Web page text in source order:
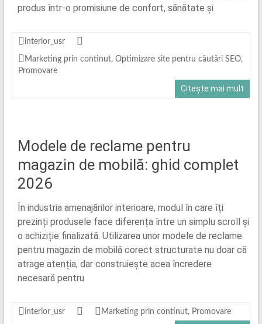
produs într-o promisiune de confort, sănătate și
interior_usr
Marketing prin continut, Optimizare site pentru căutări SEO,
Promovare
Citește mai mult
Modele de reclame pentru
magazin de mobilă: ghid complet
2026
În industria amenajărilor interioare, modul în care îți
prezinți produsele face diferența între un simplu scroll și
o achiziție finalizată. Utilizarea unor modele de reclame
pentru magazin de mobilă corect structurate nu doar că
atrage atenția, dar construiește acea încredere
necesară pentru
interior_usr Marketing prin continut, Promovare